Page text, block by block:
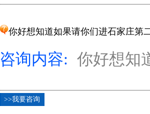
你好想知道如果请你们进石家庄第
咨询内容: 你好想知
>>我要咨询